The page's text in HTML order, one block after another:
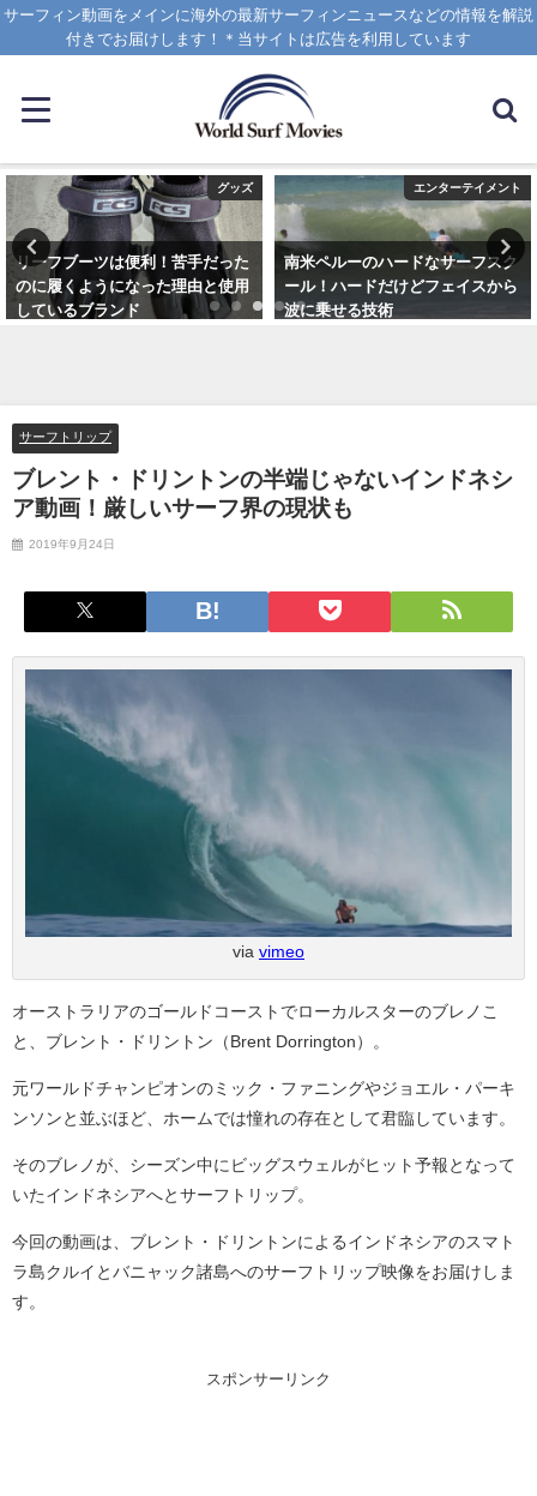
サーフィン動画をメインに海外の最新サーフィンニュースなどの情報を解説
付きでお届けします！＊当サイトは広告を利用しています
グッズ
リーフブーツは便利！苦手だった
のに履くようになった理由と使用
しているブランド
エンターテイメント
南米ペルーのハードなサーフスク
ール！ハードだけどフェイスから
波に乗せる技術
サーフトリップ
ブレント・ドリントンの半端じゃないインドネシ
ア動画！厳しいサーフ界の現状も
2019年9月24日
via vimeo
オーストラリアのゴールドコーストでローカルスターのブレノこ
と、ブレント・ドリントン（Brent Dorrington）。
元ワールドチャンピオンのミック・ファニングやジョエル・パーキ
ンソンと並ぶほど、ホームでは憧れの存在として君臨しています。
そのブレノが、シーズン中にビッグスウェルがヒット予報となって
いたインドネシアへとサーフトリップ。
今回の動画は、ブレント・ドリントンによるインドネシアのスマト
ラ島クルイとバニャック諸島へのサーフトリップ映像をお届けしま
す。
スポンサーリンク